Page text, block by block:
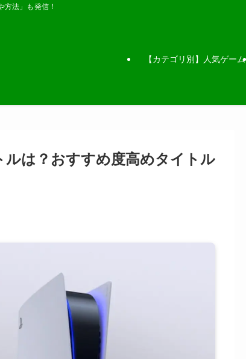
法」も発信！
【カテゴリ別】人気ゲーム
ルは？おすすめ度高めタイトル